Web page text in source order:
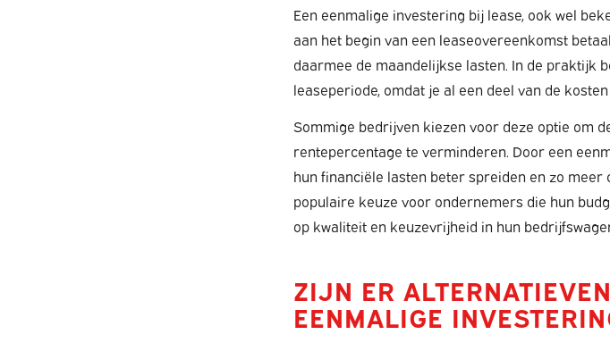
Een eenmalige investering bij lease, ook wel
aan het begin van een leaseovereenkomst
daarmee de maandelijkse lasten. In de praktijk
leaseperiode, omdat je al een deel van de
Sommige bedrijven kiezen voor deze optie om
rentepercentage te verminderen. Door een
hun financiële lasten beter spreiden en zo
populaire keuze voor ondernemers die hun
op kwaliteit en keuzevrijheid in hun
ZIJN ER
EENMALIGE